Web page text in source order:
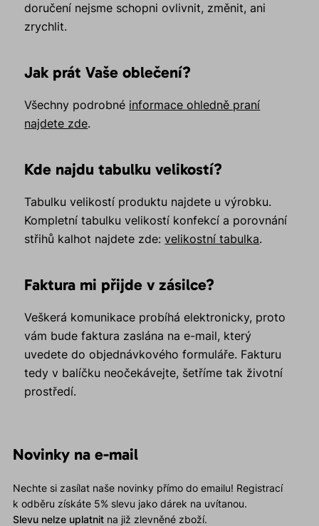
doručení nejsme schopni ovlivnit, změnit, ani
zrychlit.
Jak prát Vaše oblečení?
Všechny podrobné informace ohledně praní
najdete zde.
Kde najdu tabulku velikostí?
Tabulku velikostí produktu najdete u výrobku.
Kompletní tabulku velikostí konfekcí a porovnání
střihů kalhot najdete zde:velikostní tabulka.
Faktura mi přijde v zásilce?
Veškerá komunikace probíhá elektronicky, proto
vám bude faktura zaslána na e-mail, který
uvedete do objednávkového formuláře. Fakturu
tedy v balíčku neočekávejte, šetříme tak životní
prostředí.
Novinky na e-mail
Nechte si zasílat naše novinky přímo do emailu! Registrací
k odběru získáte 5% slevu jako dárek na uvítanou.
Slevu nelze uplatnitna již zlevněné zboží.